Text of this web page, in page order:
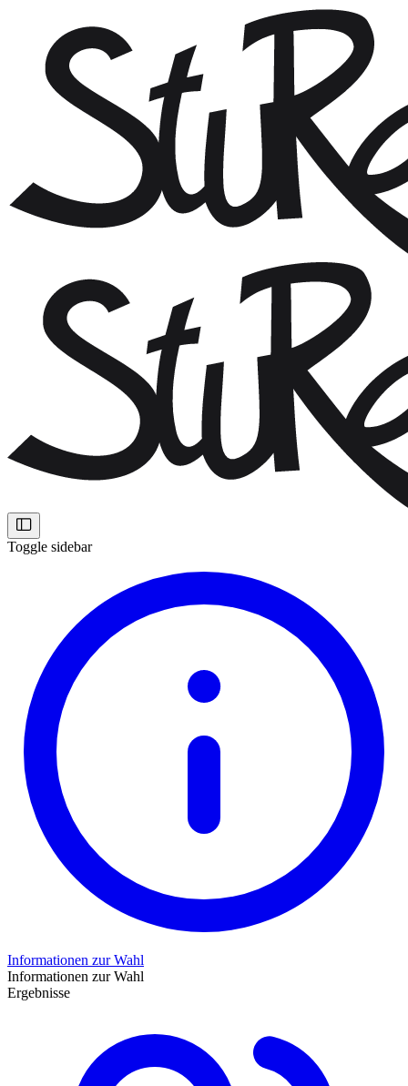
Toggle sidebar
Informationen zur Wahl
Informationen zur Wahl
Ergebnisse